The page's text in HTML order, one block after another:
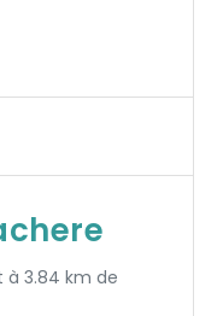
à 3.84 km de